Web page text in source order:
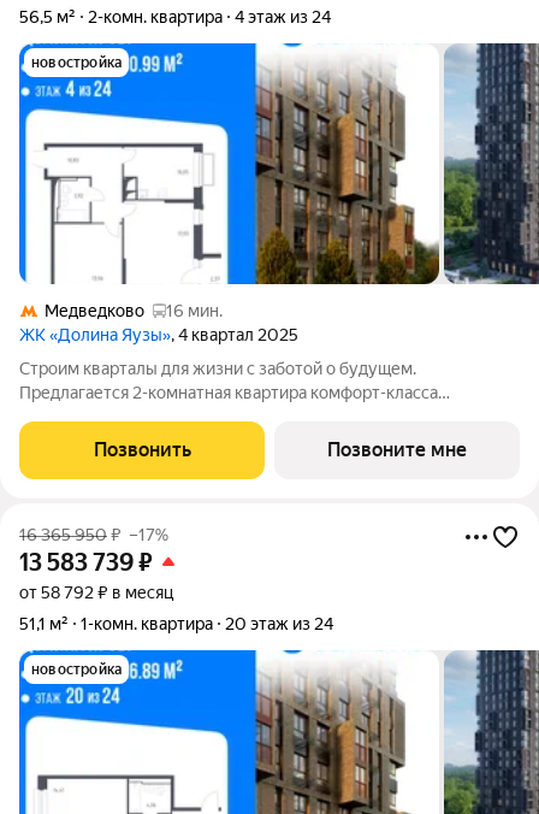
56,5 м²
2-комн. квартира 4 этаж из 24
новостройка
Медведково
16 мин.
ЖК «Долина Яузы», 4 квартал 2025
Строим кварталы для жизни с заботой о будущем.
Предлагается 2-комнатная квартира комфорт-класса
жилом комплексе "Долина Яузы".Квартиры комплекса на
выбор: могут быть как с отделкой, так и
Позвонить Позвоните мне
16 365 950₽ –17%
13 583 739₽
от 58 792 ₽ в месяц
51,1 м²
1-комн. квартира 20 этаж из 24
новостройка